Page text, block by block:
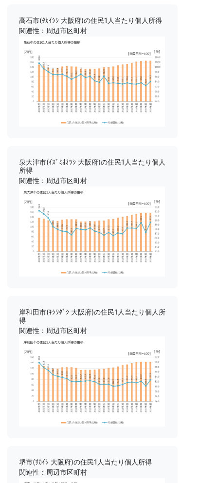
高石市(ﾀｶｲｼｼ 大阪府)の住民1人当たり個人所得
関連性：周辺市区町村
泉大津市(ｲｽﾞﾐｵｵﾂｼ 大阪府)の住民1人当たり個人
所得
関連性：周辺市区町村
岸和田市(ｷｼﾜﾀﾞｼ 大阪府)の住民1人当たり個人所
得
関連性：周辺市区町村
堺市(ｻｶｲｼ 大阪府)の住民1人当たり個人所得
関連性：周辺市区町村